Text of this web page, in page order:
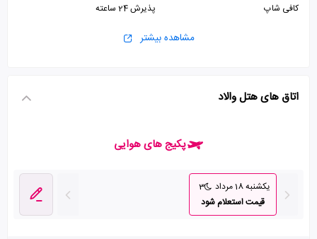
کافی شاپ پذیرش 24 ساعته
مشاهده بیشتر
اتاق های هتل والاد
پکیج های هوایی
یکشنبه 18 مرداد
3
قیمت استعلام شود